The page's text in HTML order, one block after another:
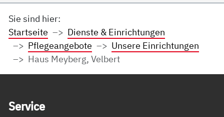
Sie sind hier:
Startseite
Dienste & Einrichtungen
Pflegeangebote
Unsere Einrichtungen
Haus Meyberg, Velbert
Ser­vice